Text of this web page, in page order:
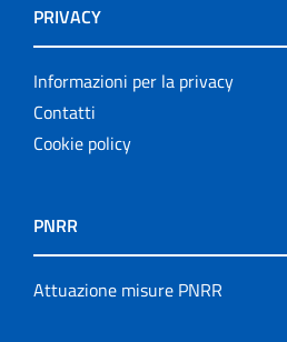
PRIVACY
Informazioni per la privacy
Contatti
Cookie policy
PNRR
Attuazione misure PNRR